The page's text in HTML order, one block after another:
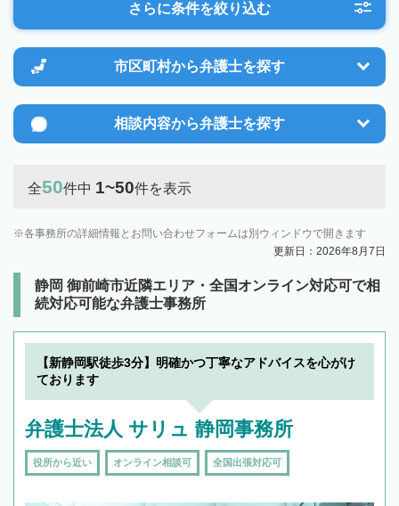
さらに条件を絞り込む
市区町村から弁護士を探す
相談内容から弁護士を探す
全50件中 1~50件を表示
各事務所の詳細情報とお問い合わせフォームは別ウィンドウで開きます
更新日：2026年8月7日
静岡 御前崎市近隣エリア・全国オンライン対応可で相
続対応可能な弁護士事務所
【新静岡駅徒歩3分】明確かつ丁寧なアドバイスを心がけ
ております
弁護士法人 サリュ 静岡事務所
役所から近い オンライン相談可 全国出張対応可